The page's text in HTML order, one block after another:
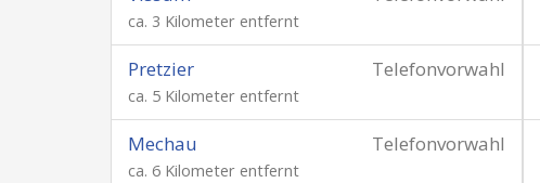
ca. 3 Kilometer entfernt
Telefonvorwahl
Pretzier
ca. 5 Kilometer entfernt
Telefonvorwahl
Mechau
ca. 6 Kilometer entfernt